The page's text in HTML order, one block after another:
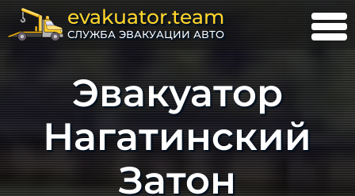
evakuator.team
СЛУЖБА ЭВАКУАЦИИ АВТО
Эвакуатор
Нагатинский
Затон